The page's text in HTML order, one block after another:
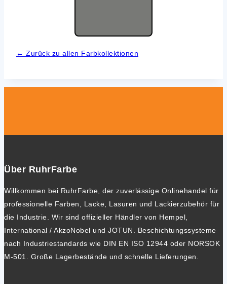
← Zurück zu allen Farb­kol­lek­tio­nen
Über RuhrFarbe
Willkommen bei RuhrFarbe, der zuverlässige Onlinehandel für
professionelle Farben, Lacke, Lasuren und Lackierzubehör für
die Industrie. Wir sind offizieller Händler von Hempel,
International / AkzoNobel und JOTUN. Beschichtungssysteme
nach Industriestandards wie DIN EN ISO 12944 oder NORSOK
M-501. Große Lagerbestände und schnelle Lieferungen.